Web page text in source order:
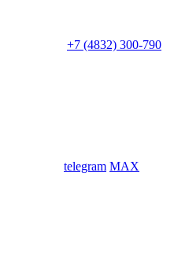
+7 (4832) 300-790
telegram MAX